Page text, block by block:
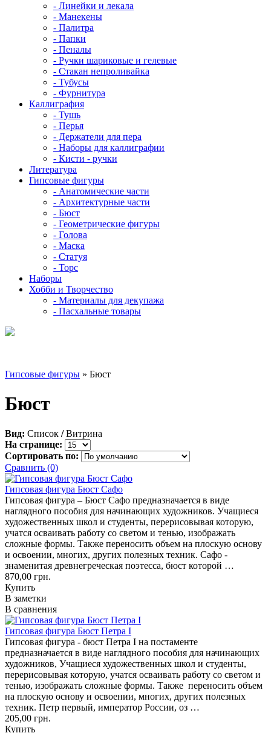
- Линейки и лекала
- Манекены
- Палитра
- Папки
- Пеналы
- Ручки шариковые и гелевые
- Стакан непроливайка
- Тубусы
- Фурнитура
Каллиграфия
- Тушь
- Перья
- Держатели для пера
- Наборы для каллиграфии
- Кисти - ручки
Литература
Гипсовые фигуры
- Анатомические части
- Архитектурные части
- Бюст
- Геометрические фигуры
- Голова
- Маска
- Статуя
- Торс
Наборы
Хобби и Творчество
- Материалы для декупажа
- Пасхальные товары
Гипсовые фигуры » Бюст
Бюст
Вид: Список / Витрина
На странице:
Сортировать по:
Сравнить (0)
Гипсовая фигура Бюст Сафо
Гипсовая фигура – Бюст Сафо предназначается в виде
наглядного пособия для начинающих художников. Учащиеся
художественных школ и студенты, перерисовывая которую,
учатся осваивать работу со светом и тенью, изображать
сложные формы. Также переносить объем на плоскую основу
и освоении, многих, других полезных техник. Сафо -
знаменитая древнегреческая поэтесса, бюст которой …
870,00 грн.
Купить
В заметки
В сравнения
Гипсовая фигура Бюст Петра I
Гипсовая фигура - бюст Петра I на постаменте
предназначается в виде наглядного пособия для начинающих
художников, Учащиеся художественных школ и студенты,
перерисовывая которую, учатся осваивать работу со светом и
тенью, изображать сложные формы. Также переносить объем
на плоскую основу и освоении, многих, других полезных
техник. Петр первый, император России, оз …
205,00 грн.
Купить